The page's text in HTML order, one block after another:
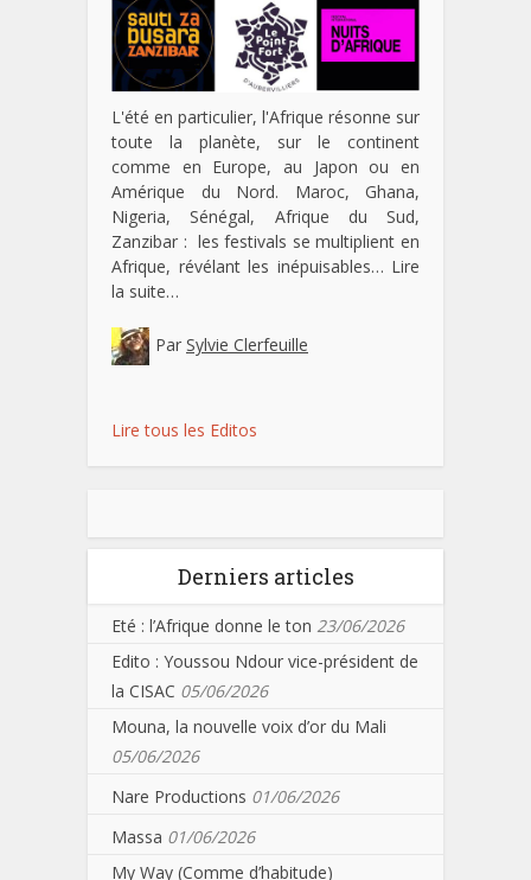
L'été en particulier, l'Afrique résonne sur
toute la planète, sur le continent
comme en Europe, au Japon ou en
Amérique du Nord. Maroc, Ghana,
Nigeria, Sénégal, Afrique du Sud,
Zanzibar : les festivals se multiplient en
Afrique, révélant les inépuisables… Lire
la suite…
Par Sylvie Clerfeuille
Lire tous les Editos
Derniers articles
Eté : l’Afrique donne le ton 23/06/2026
Edito : Youssou Ndour vice-président de
la CISAC 05/06/2026
Mouna, la nouvelle voix d’or du Mali
05/06/2026
Nare Productions 01/06/2026
Massa 01/06/2026
My Way (Comme d’habitude)